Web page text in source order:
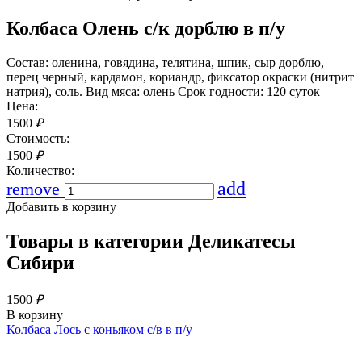
Колбаса Олень с/к дорблю в п/у
Состав: оленина, говядина, телятина, шпик, сыр дорблю,
перец черный, кардамон, кориандр, фиксатор окраски (нитрит
натрия), соль. Вид мяса: олень Срок годности: 120 суток
Цена:
1500 ₽
Стоимость:
1500 ₽
Количество:
remove add
Добавить в корзину
Товары в категории Деликатесы
Сибири
1500 ₽
В корзину
Колбаса Лось с коньяком с/в в п/у